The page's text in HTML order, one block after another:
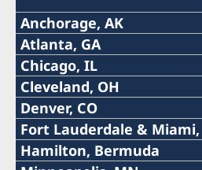
Anchorage, AK
Tel:
+1 (907) 764-3292
E-post:
Atlanta, GA
Tel:
+1 (404) 408-7460
E-post:
Chicago, IL
Tel:
+1 (312) 781 6262
E-post:
Cleveland, OH
Honorärkonsulatet i
stängt. Vänligen kontakta
Washington DC på
Denver, CO
Honorärkonsulatet i
Vänligen kontakta Sveriges
Fort Lauderdale & Miami,
Tel:
Hamilton, Bermuda